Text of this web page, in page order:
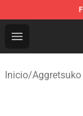
Open menu
Inicio/